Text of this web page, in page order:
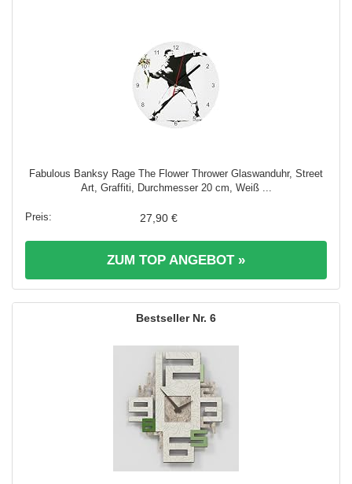
Fabulous Banksy Rage The Flower Thrower Glaswanduhr, Street
Art, Graffiti, Durchmesser 20 cm, Weiß ...
27,90 €
ZUM TOP ANGEBOT »
6